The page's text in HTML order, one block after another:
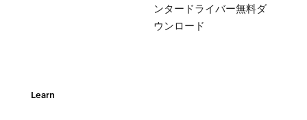
ンタードライバー無料ダ
ウンロード
Learn